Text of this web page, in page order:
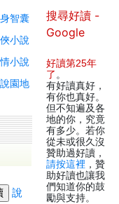
智囊
小說
小說
園地
說
搜尋好讀 -
Google
好讀第25年
了 。
有好讀真好，
有你也真好。
但不知遍及各
地的你，究竟
有多少。若你
從未或很久沒
贊助過好讀，
請按這裡 ，贊
助好讀也讓我
們知道你的鼓
勵與支持。